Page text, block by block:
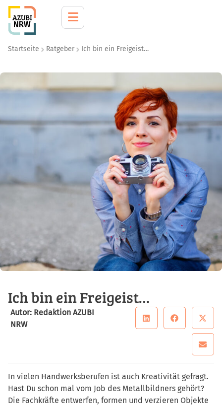
Startseite Ratgeber Ich bin ein Freigeist…
Ich bin ein Freigeist…
Autor: Redaktion AZUBI
NRW
In vielen Handwerksberufen ist auch Kreativität gefragt.
Hast Du schon mal vom Job des Metallbildners gehört?
Die Fachkräfte entwerfen, formen und verzieren Objekte